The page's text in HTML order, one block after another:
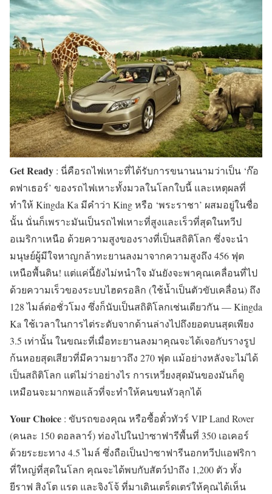
Get Ready : นี่คือรถไฟเหาะที่ได้รับการขนานนามว่าเป็น ‘ก๊อ
ดฟาเธอร์’ ของรถไฟเหาะทั้งมวลในโลกใบนี้ และเหตุผลที่
ทำให้ Kingda Ka มีคำว่า King หรือ ‘พระราชา’ ผสมอยู่ในชื่อ
นั้น นั่นก็เพราะมันเป็นรถไฟเหาะที่สูงและเร็วที่สุดในทวีป
อเมริกาเหนือ ด้วยความสูงของรางที่เป็นสถิติโลก ซึ่งจะนำ
มนุษย์ผู้มีใจหาญกล้าทะยานลงมาจากความสูงถึง 456 ฟุต
เหนือพื้นดิน! แต่แค่นี้ยังไม่หนำใจ มันยังจะพาคุณเคลื่อนที่ไป
ด้วยความเร็วของระบบไฮดรอลิก (ใช้น้ำเป็นตัวขับเคลื่อน) ถึง
128 ไมล์ต่อชั่วโมง ซึ่งก็นับเป็นสถิติโลกเช่นเดียวกัน — Kingda
Ka ใช้เวลาในการไต่ระดับจากด้านล่างไปถึงยอดบนสุดเพียง
3.5 เท่านั้น ในขณะที่เมื่อทะยานลงมาคุณจะได้เจอกับรางรูป
ก้นหอยสุดเสียวที่มีความยาวถึง 270 ฟุต แม้อย่างหลังจะไม่ได้
เป็นสถิติโลก แต่ไม่ว่าอย่างไร การเหวี่ยงสุดมันของมันก็ดู
เหมือนจะมากพอแล้วที่จะทำให้คนขนหัวลุกได้
Your Choice : ขับรถของคุณ หรือซื้อตั๋วทัวร์ VIP Land Rover
(คนละ 150 ดอลลาร์) ท่องไปในป่าซาฟารีพื้นที่ 350 เอเคอร์
ด้วยระยะทาง 4.5 ไมล์ ซึ่งถือเป็นป่าซาฟารีนอกทวีปแอฟริกา
ที่ใหญ่ที่สุดในโลก คุณจะได้พบกับสัตว์ป่าถึง 1,200 ตัว ทั้ง
ยีราฟ สิงโต แรด และจิงโจ้ ที่มาเดินเตร็ดเตร่ให้คุณได้เห็น